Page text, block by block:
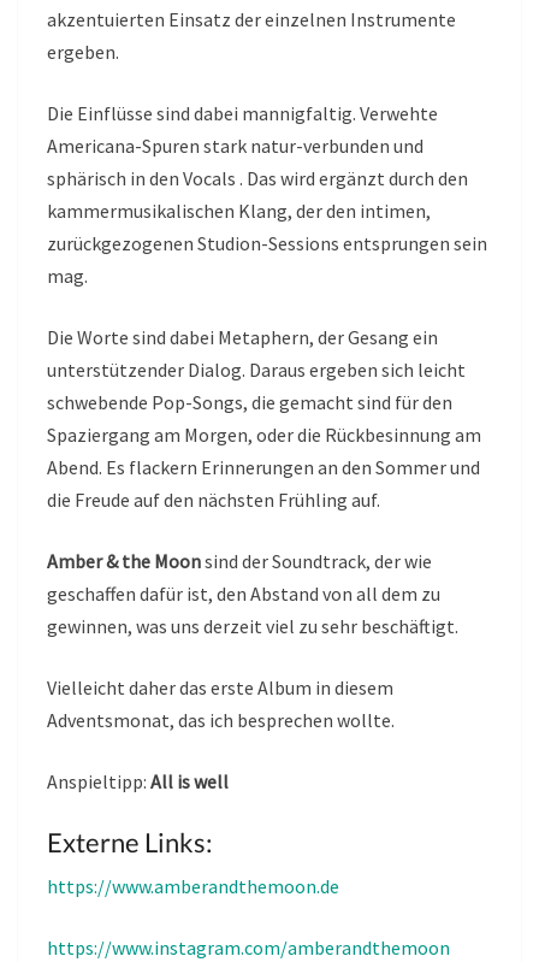
akzentuierten Einsatz der einzelnen Instrumente
ergeben.
Die Einflüsse sind dabei mannigfaltig. Verwehte
Americana-Spuren stark natur-verbunden und
sphärisch in den Vocals . Das wird ergänzt durch den
kammermusikalischen Klang, der den intimen,
zurückgezogenen Studion-Sessions entsprungen sein
mag.
Die Worte sind dabei Metaphern, der Gesang ein
unterstützender Dialog. Daraus ergeben sich leicht
schwebende Pop-Songs, die gemacht sind für den
Spaziergang am Morgen, oder die Rückbesinnung am
Abend. Es flackern Erinnerungen an den Sommer und
die Freude auf den nächsten Frühling auf.
Amber & the Moonsind der Soundtrack, der wie
geschaffen dafür ist, den Abstand von all dem zu
gewinnen, was uns derzeit viel zu sehr beschäftigt.
Vielleicht daher das erste Album in diesem
Adventsmonat, das ich besprechen wollte.
Anspieltipp: All is well
Externe Links:
https://www.amberandthemoon.de
https://www.instagram.com/amberandthemoon